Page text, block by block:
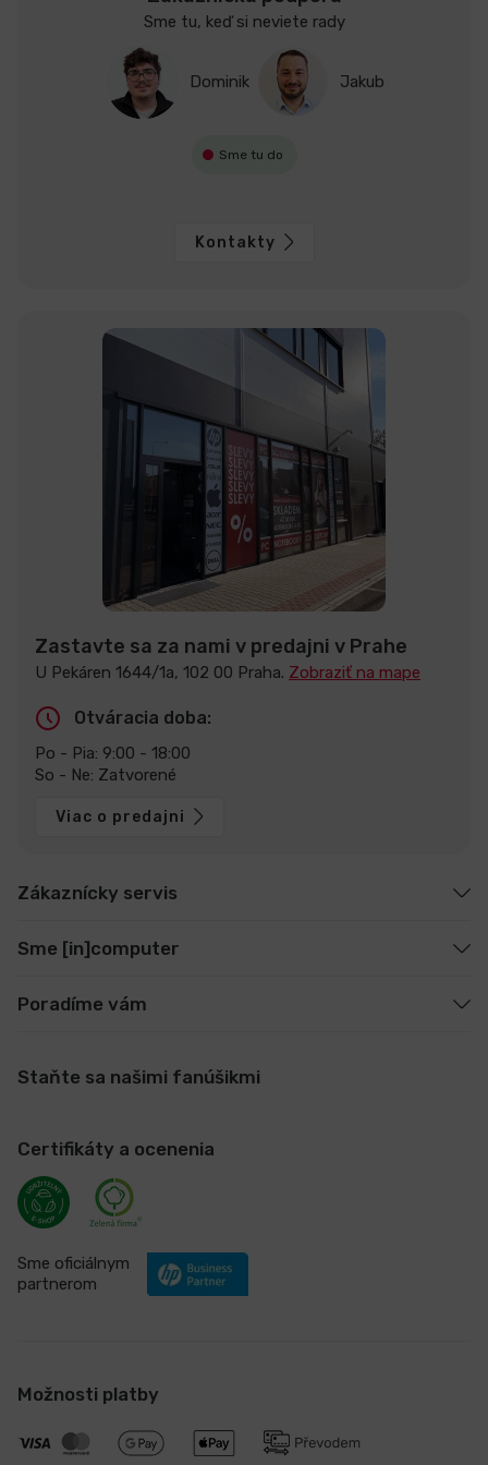
Sme tu, keď si neviete rady
Dominik Jakub
Sme tu do
Kontakty
Zastavte sa za nami v predajni v Prahe
U Pekáren 1644/1a, 102 00 Praha. Zobraziť na mape
Otváracia doba:
Po - Pia: 9:00 - 18:00
So - Ne: Zatvorené
Viac o predajni
Zákaznícky servis
Sme [in]computer
Poradíme vám
Staňte sa našimi fanúšikmi
Certifikáty a ocenenia
Sme oficiálnym
partnerom
Možnosti platby